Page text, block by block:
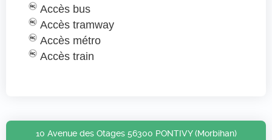
Accès bus
Accès tramway
Accès métro
Accès train
10 Avenue des Otages 56300 PONTIVY (Morbihan)